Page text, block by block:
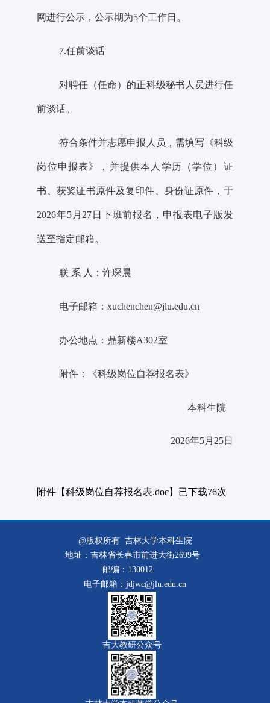
网进行公示，公示期为5个工作日。
7.任前谈话
对聘任（任命）的正科级秘书人员进行任
前谈话。
符合条件并志愿申报人员，需填写《科级
岗位申报表》，并提供本人学历（学位）证
书、获奖证书原件及复印件、身份证原件，于
2026年5月 27 日下班前报名，申报表电子版发
送至指定邮箱。
联 系 人：许琛晨
电子邮箱：xuchenchen@jlu.edu.cn
办公地点：鼎新楼A302室
附件：《科级岗位自荐报名表》
本科生院
2026年5月 25日
附件【科级岗位自荐报名表.doc】已下载76次
@版权所有 吉林大学本科生院
地址：吉林省长春市前进大街2699号
邮编：130012
电子邮箱：jdjwc@jlu.edu.cn
吉大教研公众号